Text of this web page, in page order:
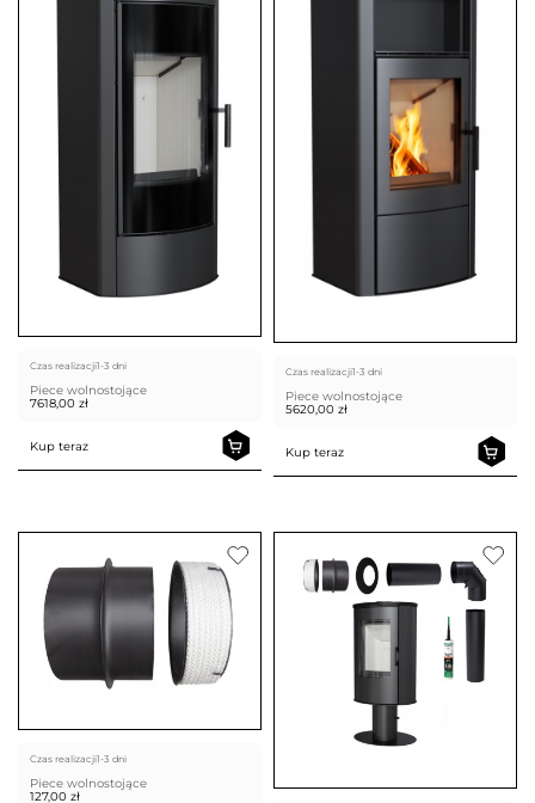
Czas realizacji1-3 dni
Piece wolnostojące
7618,00 zł
Kup teraz
Czas realizacji1-3 dni
Piece wolnostojące
5620,00 zł
Kup teraz
Czas realizacji1-3 dni
Piece wolnostojące
127,00 zł